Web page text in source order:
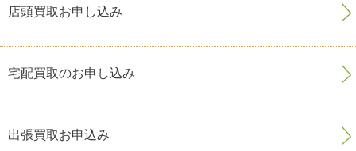
店頭買取お申し込み
宅配買取のお申し込み
出張買取お申込み